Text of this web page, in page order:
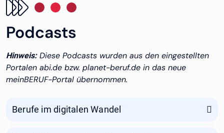
Podcasts
Hinweis:Diese Podcasts wurden aus den eingestellten
Portalen abi.de bzw. planet-beruf.de in das neue
meinBERUF-Portal übernommen.
Berufe im digitalen Wandel